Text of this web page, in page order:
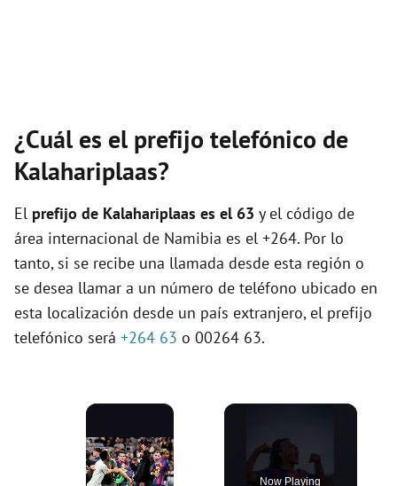
¿Cuál es el prefijo telefónico de
Kalahariplaas?
El prefijo de Kalahariplaas es el 63 y el código de
área internacional de Namibia es el +264. Por lo
tanto, si se recibe una llamada desde esta región o
se desea llamar a un número de teléfono ubicado en
esta localización desde un país extranjero, el prefijo
telefónico será +264 63 o 00264 63.
×
Now Playing